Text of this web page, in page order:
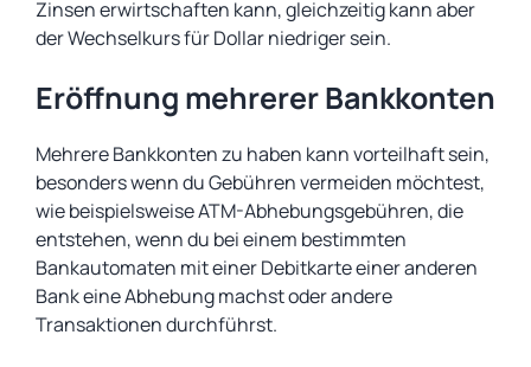
Zinsen erwirtschaften kann, gleichzeitig kann aber
der Wechselkurs für Dollar niedriger sein.
Eröffnung mehrerer Bankkonten
Mehrere Bankkonten zu haben kann vorteilhaft sein,
besonders wenn du Gebühren vermeiden möchtest,
wie beispielsweise ATM-Abhebungsgebühren, die
entstehen, wenn du bei einem bestimmten
Bankautomaten mit einer Debitkarte einer anderen
Bank eine Abhebung machst oder andere
Transaktionen durchführst.